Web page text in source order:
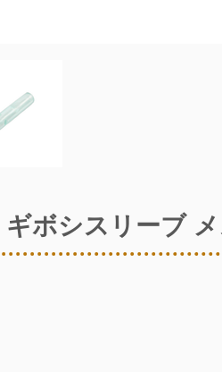
ギボシスリーブ